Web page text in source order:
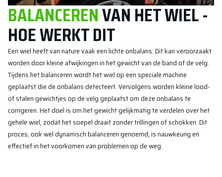
BALANCERENVAN HET WIEL -
HOE WERKT DIT
Een wiel heeft van nature vaak een lichte onbalans. Dit kan veroorzaakt
worden door kleine afwijkingen in het gewicht van de band of de velg.
Tijdens het balanceren wordt het wiel op een speciale machine
geplaatst die de onbalans detecteert. Vervolgens worden kleine lood-
of stalen gewichtjes op de velg geplaatst om deze onbalans te
corrigeren. Het doel is om het gewicht gelijkmatig te verdelen over het
gehele wiel, zodat het soepel draait zonder trillingen of schokken. Dit
proces, ook wel dynamisch balanceren genoemd, is nauwkeurig en
effectief in het voorkomen van problemen op de weg.